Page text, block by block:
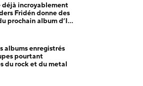
déjà incroyablement
Fridén donne des
prochain album d’In
albums enregistrés
pourtant
du rock et du metal